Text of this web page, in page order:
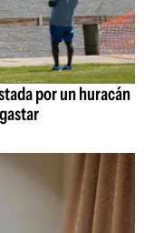
por un huracán